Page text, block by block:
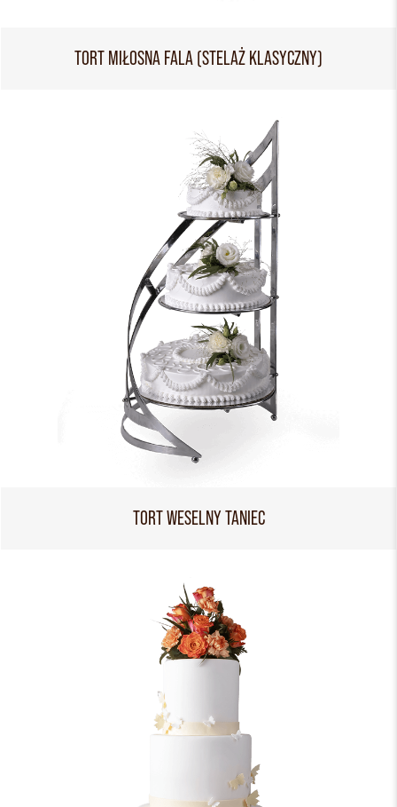
TORT MIŁOSNA FALA (STELAŻ KLASYCZNY)
TORT WESELNY TANIEC